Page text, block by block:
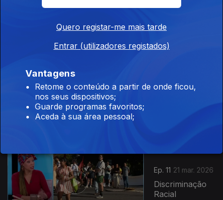
04 abr. 2026
África
28 mar. 2026
Impacto da
Ep. 11 21 mar. 2026
Discriminação
Racial
Quero registar-me mais tarde
Entrar (utilizadores registados)
Vantagens
Retome o conteúdo a partir de onde ficou,
nos seus dispositivos;
Guarde programas favoritos;
Aceda à sua área pessoal;